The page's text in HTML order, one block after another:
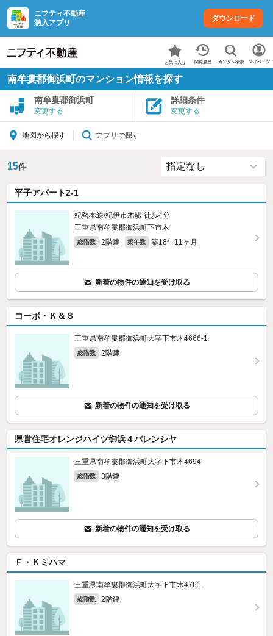
ニフティ不動産
購入アプリ
ダウンロード
お気に入り 閲覧履歴 カンタン検索 マイページ
南牟婁郡御浜町のマンション情報を探す
南牟婁郡御浜町
変更する
詳細条件
変更する
地図から探す アプリで探す
15件
平子アパート2-1
紀勢本線/紀伊市木駅 徒歩4分
三重県南牟婁郡御浜町下市木
総階数 2階建 築年数 築18年11ヶ月
新着の物件の通知を受け取る
コーポ・Ｋ＆Ｓ
三重県南牟婁郡御浜町大字下市木4666‐1
総階数 2階建
新着の物件の通知を受け取る
県営住宅オレンジハイツ御浜４バレンシヤ
三重県南牟婁郡御浜町大字下市木4694
総階数 3階建
新着の物件の通知を受け取る
Ｆ・Ｋミハマ
三重県南牟婁郡御浜町大字下市木4761
総階数 2階建